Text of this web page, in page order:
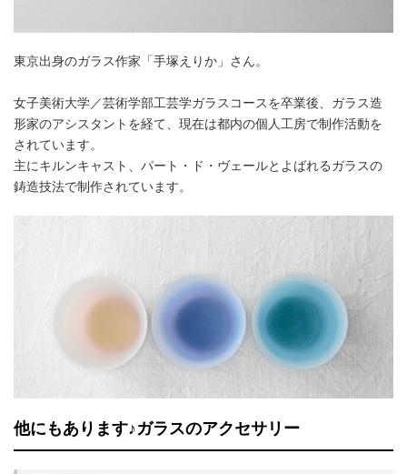
東京出身のガラス作家「手塚えりか」さん。
女子美術大学／芸術学部工芸学ガラスコースを卒業後、ガラス造
形家のアシスタントを経て、現在は都内の個人工房で制作活動を
されています。
主にキルンキャスト、パート・ド・ヴェールとよばれるガラスの
鋳造技法で制作されています。
他にもあります♪ガラスのアクセサリー